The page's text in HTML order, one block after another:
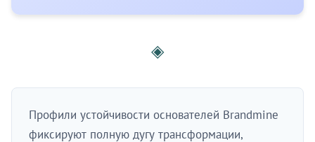
◈
Профили устойчивости основателей Brandmine
фиксируют полную дугу трансформации,